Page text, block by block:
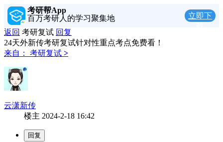
考研帮App
百万考研人的学习聚集地
立即下
返回 考研复试 回复
24天外新传考研复试针对性重点考点免费看！
来自：
考研复试 >
云潇新传
楼主 2024-2-18 16:42